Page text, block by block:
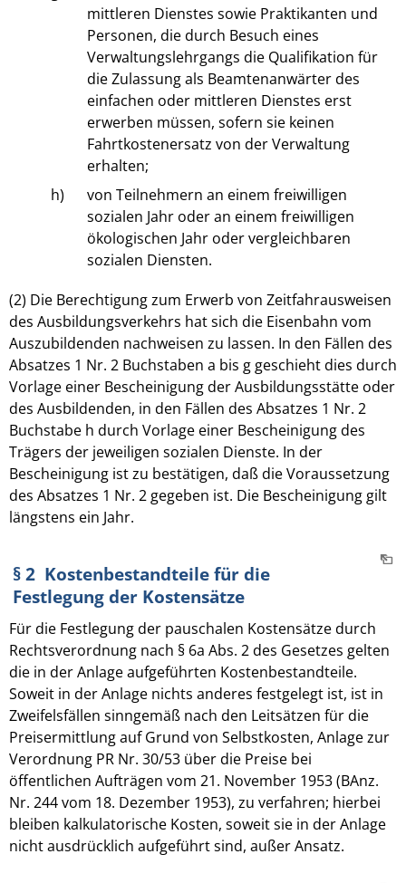
mittleren Dienstes sowie Praktikanten und
Personen, die durch Besuch eines
Verwaltungslehrgangs die Qualifikation für
die Zulassung als Beamtenanwärter des
einfachen oder mittleren Dienstes erst
erwerben müssen, sofern sie keinen
Fahrtkostenersatz von der Verwaltung
erhalten;
h)
von Teilnehmern an einem freiwilligen
sozialen Jahr oder an einem freiwilligen
ökologischen Jahr oder vergleichbaren
sozialen Diensten.
(2) Die Berechtigung zum Erwerb von Zeitfahrausweisen
des Ausbildungsverkehrs hat sich die Eisenbahn vom
Auszubildenden nachweisen zu lassen. In den Fällen des
Absatzes 1 Nr. 2 Buchstaben a bis g geschieht dies durch
Vorlage einer Bescheinigung der Ausbildungsstätte oder
des Ausbildenden, in den Fällen des Absatzes 1 Nr. 2
Buchstabe h durch Vorlage einer Bescheinigung des
Trägers der jeweiligen sozialen Dienste. In der
Bescheinigung ist zu bestätigen, daß die Voraussetzung
des Absatzes 1 Nr. 2 gegeben ist. Die Bescheinigung gilt
längstens ein Jahr.
§ 2 Kostenbestandteile für die
Festlegung der Kostensätze
Für die Festlegung der pauschalen Kostensätze durch
Rechtsverordnung nach § 6a Abs. 2 des Gesetzes gelten
die in der Anlage aufgeführten Kostenbestandteile.
Soweit in der Anlage nichts anderes festgelegt ist, ist in
Zweifelsfällen sinngemäß nach den Leitsätzen für die
Preisermittlung auf Grund von Selbstkosten, Anlage zur
Verordnung PR Nr. 30/53 über die Preise bei
öffentlichen Aufträgen vom 21. November 1953 (BAnz.
Nr. 244 vom 18. Dezember 1953), zu verfahren; hierbei
bleiben kalkulatorische Kosten, soweit sie in der Anlage
nicht ausdrücklich aufgeführt sind, außer Ansatz.